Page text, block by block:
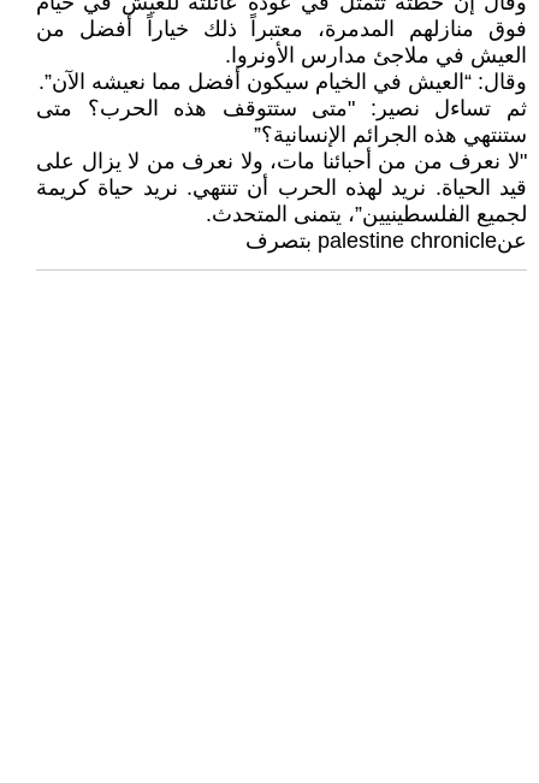
فوق منازلهم المدمرة، معتبراً ذلك خياراً أفضل من
العيش في ملاجئ مدارس الأونروا.
وقال: “العيش في الخيام سيكون أفضل مما نعيشه الآن”.
ثم تساءل نصير: "متى ستتوقف هذه الحرب؟ متى
ستنتهي هذه الجرائم الإنسانية؟”
"لا نعرف من من أحبائنا مات، ولا نعرف من لا يزال على
قيد الحياة. نريد لهذه الحرب أن تنتهي. نريد حياة كريمة
لجميع الفلسطينيين”، يتمنى المتحدث.
عنpalestine chronicle بتصرف